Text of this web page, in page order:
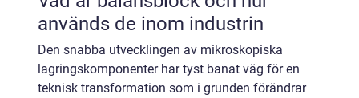
används de inom industrin
Den snabba utvecklingen av mikroskopiska
lagringskomponenter har tyst banat väg för en
teknisk transformation som i grunden förändrar